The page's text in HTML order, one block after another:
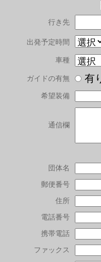
行き先
出発予定時間
車種
ガイドの有無
希望装備
通信欄
団体名
郵便番号
住所
電話番号
携帯電話
ファックス